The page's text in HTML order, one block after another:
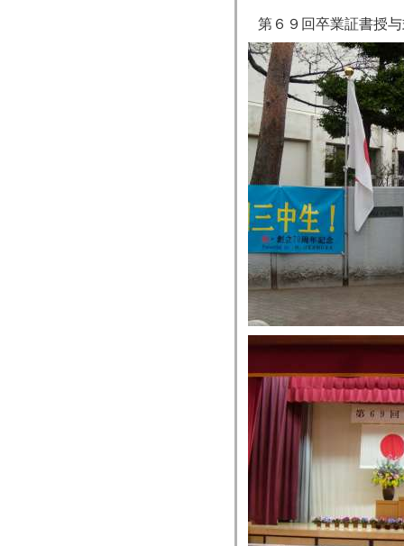
第６９回卒業証書授与